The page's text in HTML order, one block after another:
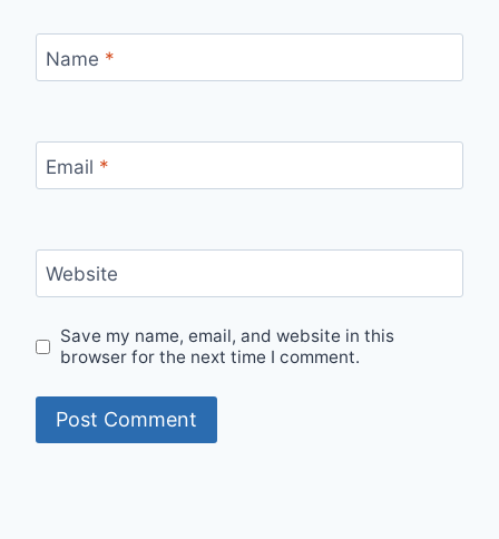
Name *
Email *
Website
Save my name, email, and website in this
browser for the next time I comment.